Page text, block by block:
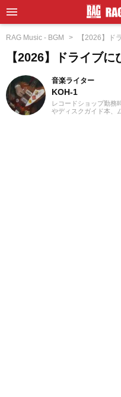
RAG Music - BGM 【2026】ド
【2026】ドライブ
音楽ライター
KOH-1
レコードショップ勤務
やディスクガイド本、